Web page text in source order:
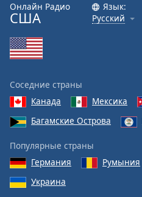
Онлайн Радио
США
Язык:
Русский
Соседние страны
Канада
Мексика
Багамские Острова
Популярные страны
Германия
Румыния
Украина